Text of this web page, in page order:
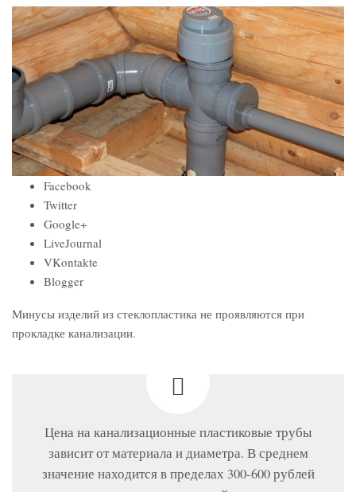
Facebook
Twitter
Google+
LiveJournal
VKontakte
Blogger
Минусы изделий из стеклопластика не проявляются при
прокладке канализации.
Цена на канализационные пластиковые трубы
зависит от материала и диаметра. В среднем
значение находится в пределах 300-600 рублей